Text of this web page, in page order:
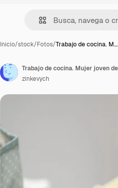
Inicio/stock/Fotos/Trabajo de cocina. M…
zinkevych